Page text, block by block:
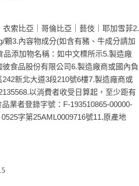
索比亞｜哥倫比亞｜藝伎｜耶加雪菲2.
顆3.內容物成分(如含有豬、牛成分請加
品添加物名稱：如中文標所示5.製造廠
食品股份有限公司6.製造廠商或國內負
新北大道3段210號6樓7.製造廠商或
以消費者收受日算起，至少距有
業者登錄字號：F-193510865-00000-
字第25AML0009716號11.原產地